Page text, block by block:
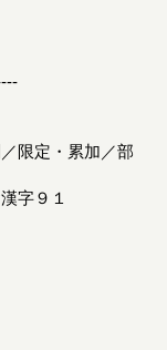
限定・累加／部
字９１